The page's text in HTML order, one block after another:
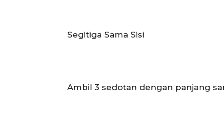
Segitiga Sama Sisi
Ambil 3 sedotan dengan panjang